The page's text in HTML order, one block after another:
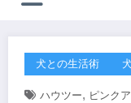
犬との生活術
ハウツー, ピンク